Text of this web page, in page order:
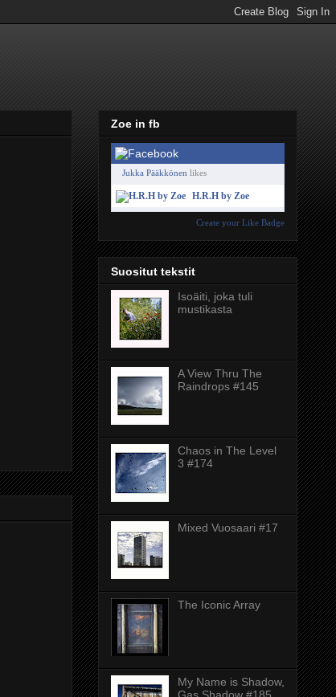
Zoe in fb
Jukka Pääkkönen likes
H.R.H by Zoe
Create your Like Badge
Suositut tekstit
Isoäiti, joka tuli
mustikasta
A View Thru The
Raindrops #145
Chaos in The Level
3 #174
Mixed Vuosaari #17
The Iconic Array
My Name is Shadow,
Gas Shadow #185